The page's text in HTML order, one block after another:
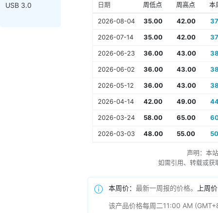
USB 3.0
日期 周低点 周高点 本
2026-08-04 35.00 42.00
2026-07-14 35.00 42.00
2026-06-23 36.00 43.00
2026-06-02 36.00 43.00
2026-05-12 36.00 43.00
2026-04-14 42.00 49.00
2026-03-24 58.00 65.00
2026-03-03 48.00 55.00
声明：本
如需引用、转载或
本周价： 最新一周报的价格。 上周
该产品价格每周二11:00 AM